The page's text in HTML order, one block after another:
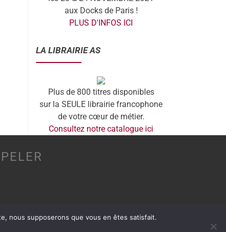
aux Docks de Paris !
PLUS D'INFOS ICI
LA LIBRAIRIE AS
Plus de 800 titres disponibles
sur la SEULE librairie francophone
de votre cœur de métier.
Consultez notre catalogue ici
nous supposerons que vous en êtes satisfait.